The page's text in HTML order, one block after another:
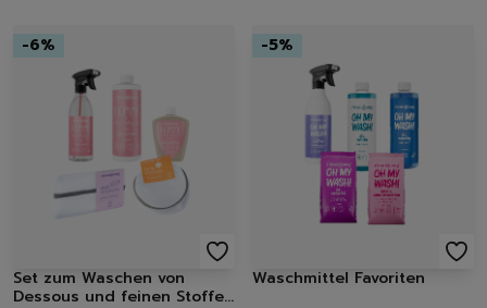
-6%
Set zum Waschen von
Dessous und feinen Stoffen
-5%
Waschmittel Favoriten